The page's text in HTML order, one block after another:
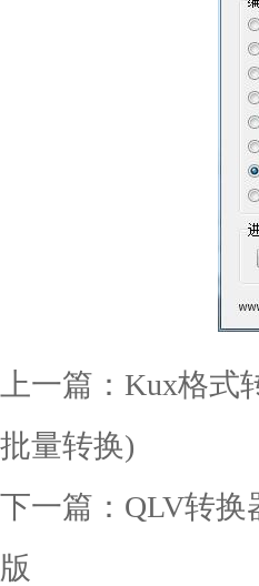
上一篇： Kux格式
批量转换)
下一篇： QLV转换
版